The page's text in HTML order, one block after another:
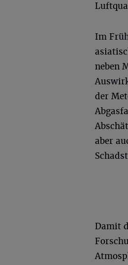
Im
neben
der
aber
Damit